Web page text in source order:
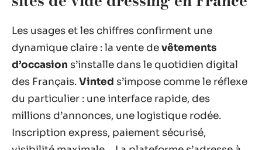
Les usages et les chiffres confirment une
dynamique claire : la vente devêtements
d’occasion s’installe dans le quotidien digital
des Français.Vinted s’impose comme le réflexe
du particulier : une interface rapide, des
millions d’annonces, une logistique rodée.
Inscription express, paiement sécurisé,